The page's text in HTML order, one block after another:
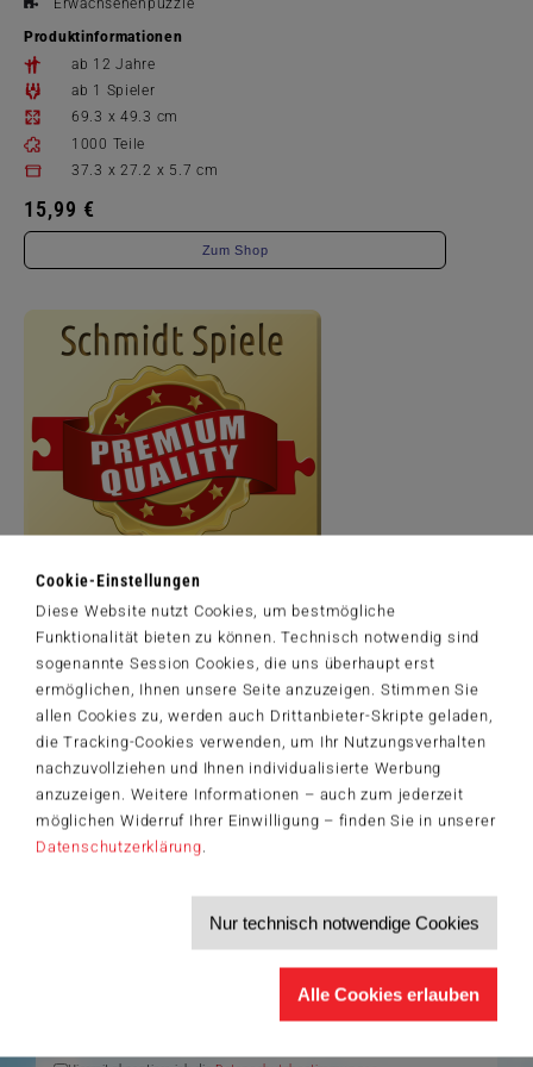
Cookie-Einstellungen
Diese Website nutzt Cookies, um bestmögliche
Funktionalität bieten zu können. Technisch notwendig sind
sogenannte Session Cookies, die uns überhaupt erst
ermöglichen, Ihnen unsere Seite anzuzeigen. Stimmen Sie
allen Cookies zu, werden auch Drittanbieter-Skripte geladen,
die Tracking-Cookies verwenden, um Ihr Nutzungsverhalten
nachzuvollziehen und Ihnen individualisierte Werbung
anzuzeigen. Weitere Informationen – auch zum jederzeit
möglichen Widerruf Ihrer Einwilligung – finden Sie in unserer
Datenschutzerklärung.
Nur technisch notwendige Cookies
Alle Cookies erlauben
Erwachsenenpuzzle
Produktinformationen
ab 12 Jahre
ab 1 Spieler
69.3 x 49.3 cm
1000 Teile
37.3 x 27.2 x 5.7 cm
15,99 €
Zum Shop
Artikelnummer: 58976
© 2021 Dominic Davison. Licensed b MGL. www.mglart.com
Der Schmidt-Spiele-Newsletter
Jetzt anmelden und 5€ Willkommensrabatt sichern
Bleiben Sie auf dem Laufenden zu Neuheiten, Trends und aktuellen
Themen rund um Schmidt
Produktneuheiten und Sortimentserweiterungen
Informationen zu Veranstaltungen und Aktionen
Service-Informationen, z.B. zur Ersatzteilversorgung
Ich möchte den Schmidt-Spiele-Newsletter erhalten. Die Abmeldung ist